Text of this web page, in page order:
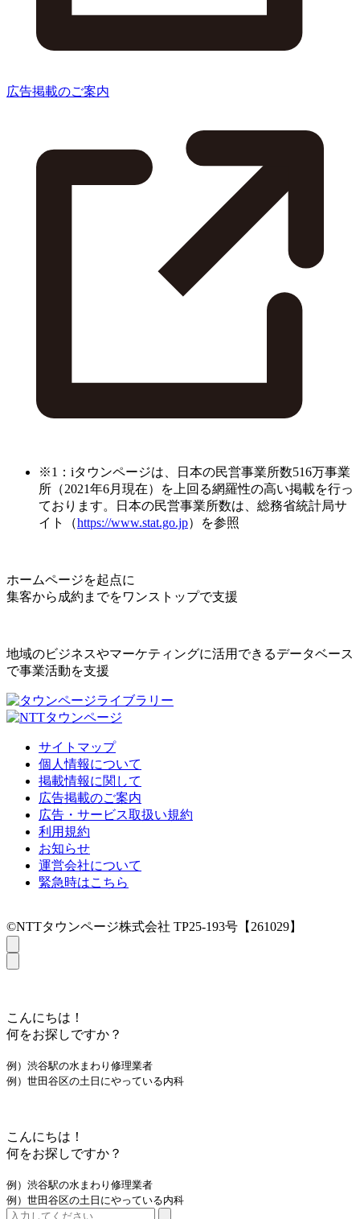
広告掲載のご案内
※1：iタウンページは、日本の民営事業所数516万事業
所（2021年6月現在）を上回る網羅性の高い掲載を行っ
ております。日本の民営事業所数は、総務省統計局サ
イト（https://www.stat.go.jp）を参照
ホームページを起点に
集客から成約までをワンストップで支援
地域のビジネスやマーケティングに活用できるデータベース
で事業活動を支援
サイトマップ
個人情報について
掲載情報に関して
広告掲載のご案内
広告・サービス取扱い規約
利用規約
お知らせ
運営会社について
緊急時はこちら
©NTTタウンページ株式会社 TP25-193号【261029】
こんにちは！
何をお探しですか？
例）渋谷駅の水まわり修理業者
例）世田谷区の土日にやっている内科
こんにちは！
何をお探しですか？
例）渋谷駅の水まわり修理業者
例）世田谷区の土日にやっている内科